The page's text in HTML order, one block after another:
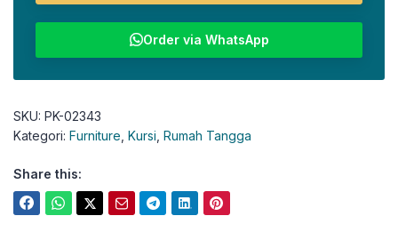
Order via WhatsApp
SKU: PK-02343
Kategori: Furniture Kursi Rumah Tangga
Share this: